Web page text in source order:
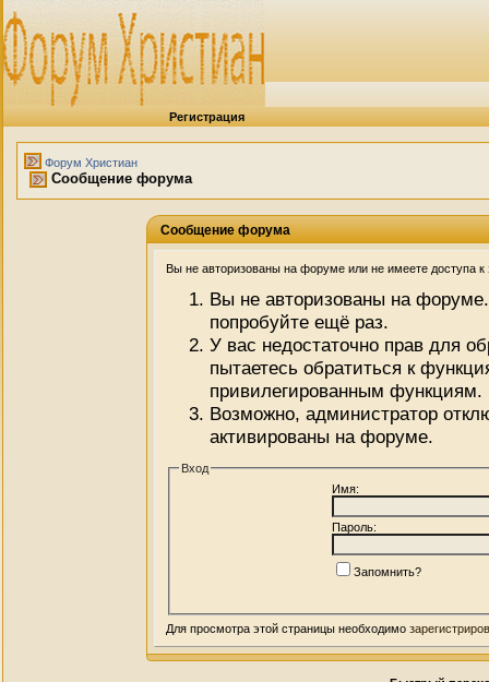
Регистрация
Форум Христиан
Сообщение форума
Сообщение форума
Вы не авторизованы на форуме или не имеете доступа к
Вы не авторизованы на
попробуйте ещё раз.
У вас недостаточно прав для
пытаетесь обратиться к
привилегированным функциям.
Возможно, администратор
активированы на форуме.
Вход
Имя:
Пароль:
Запомнить?
Для просмотра этой страницы необходимо